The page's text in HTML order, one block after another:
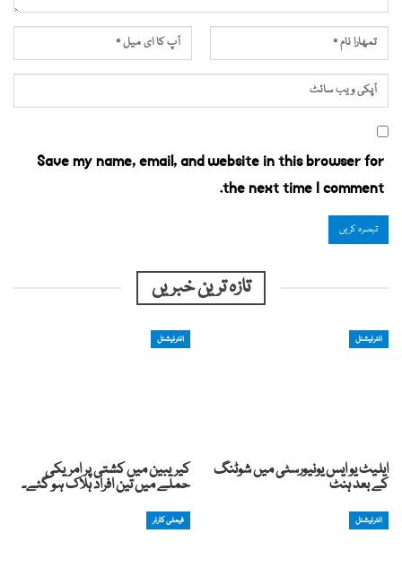
Save my name, email, and website in this browser for
the next time I comment.
تازہ ترین خبریں
انٹرنیشنل
ایلیٹ یو ایس یونیورسٹی میں شوٹنگ
کے بعد ہنٹ
انٹرنیشنل
کیریبین میں کشتی پر امریکی
حملے میں تین افراد ہلاک ہو گئے۔
انٹرنیشنل فیملی کارنر